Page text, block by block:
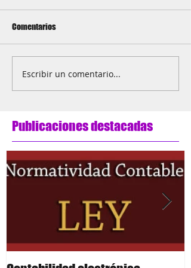
Publicaciones destacadas
Comentarios
Escribir un comentario...